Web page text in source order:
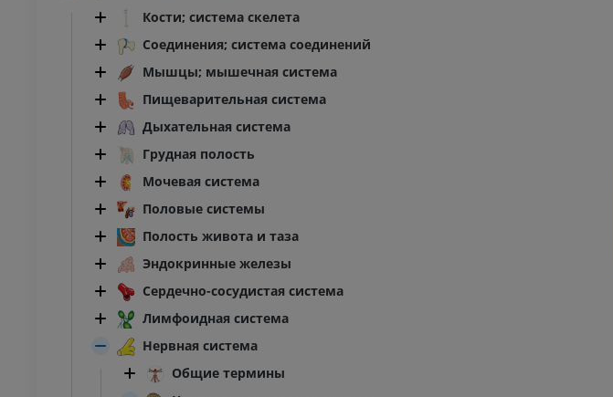
Кости; система скелета
Соединения; система соединений
Мышцы; мышечная система
Пищеварительная система
Дыхательная система
Грудная полость
Мочевая система
Половые системы
Полость живота и таза
Эндокринные железы
Сердечно-сосудистая система
Лимфоидная система
Нервная система
Общие термины